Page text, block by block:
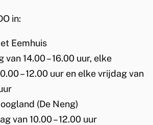
in:
Eemhuis
van 14.00 – 16.00 uur, elke
– 12.00 uur en elke vrijdag van
(De Neng)
van 10.00 – 12.00 uur